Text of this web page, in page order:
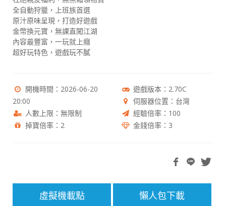
全自動狩獵，上班族首選
原汁原味呈現，打造好遊戲
金幣換元寶，無課直闖江湖
內容最豐富，一玩就上癮
超好玩特色，遊戲玩不膩
開機時間：2026-06-20
20:00
遊戲版本：2.70C
伺服器位置：台灣
人數上限：無限制
經驗倍率：100
掉寶倍率：2
金錢倍率：3
虛擬機載點 懶人包下載